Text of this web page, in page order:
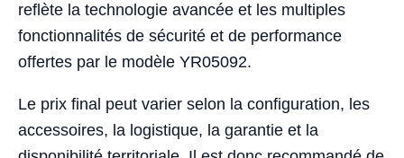
reflète la technologie avancée et les multiples
fonctionnalités de sécurité et de performance
offertes par le modèle YR05092.
Le prix final peut varier selon la configuration, les
accessoires, la logistique, la garantie et la